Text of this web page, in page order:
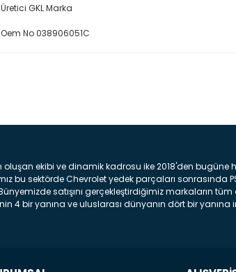
Üretici GKL Marka
Oem No 038906051C
ekibi ve dinamik kadrosu ike 2018'den
bu sektörde Chevrolet yedek parçaları
satışını gerçekleştirdiğimiz markaların
4 bir yanına ve uluslarası dünyanın dört bir
: Aracınızın ön kısmında bulunan plastik
aksam parçadır . Fren Diski : Aracımızın ön ve